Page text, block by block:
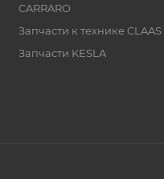
CARRARO
Запчасти к технике CLAAS
Запчасти KESLA